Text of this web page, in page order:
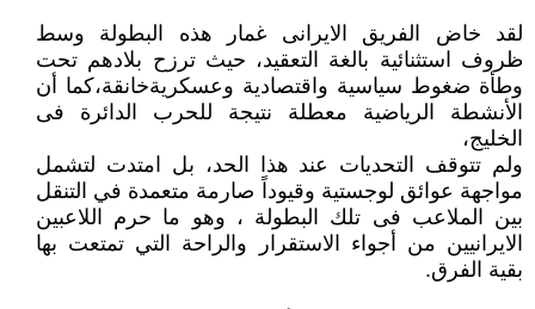
لقد خاض الفريق الايرانى غمار هذه البطولة وسط
ظروف استثنائية بالغة التعقيد، حيث ترزح بلادهم تحت
وطأة ضغوط سياسية واقتصادية وعسكريةخانقة،كما أن
الأنشطة الرياضية معطلة نتيجة للحرب الدائرة فى
الخليج،
ولم تتوقف التحديات عند هذا الحد، بل امتدت لتشمل
مواجهة عوائق لوجستية وقيوداً صارمة متعمدة في التنقل
بين الملاعب فى تلك البطولة ، وهو ما حرم اللاعبين
الايرانيين من أجواء الاستقرار والراحة التي تمتعت بها
بقية الفرق.